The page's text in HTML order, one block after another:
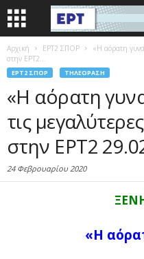
Αρχική EΡΤ2 ΣΠΟΡ
«Η αόρατη
στην ΕΡΤ2...
EΡΤ2 ΣΠΟΡ ΤΗΛΕΌΡΑΣΗ
«Η αόρατη
τις
στην ΕΡΤ2
24 Φεβρουαρίου 2020
«Η